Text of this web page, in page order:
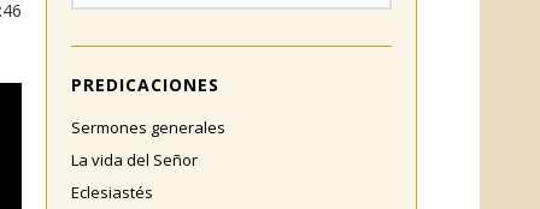
PREDICACIONES
Sermones generales
La vida del Señor
Eclesiastés